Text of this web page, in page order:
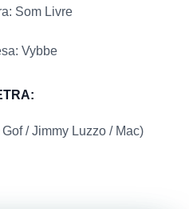
Som Livre
Vybbe
/ Jimmy Luzzo / Mac)